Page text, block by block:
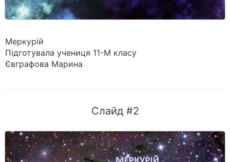
Меркурій
Підготувала учениця 11-М класу
Євграфова Марина
Слайд #2